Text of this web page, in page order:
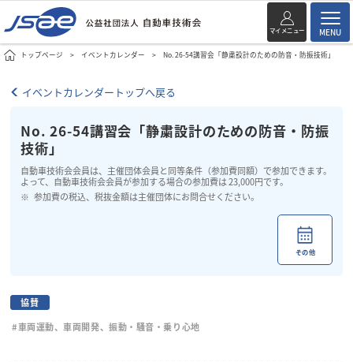
マイメニュー MENU
トップページ イベントカレンダー No. 26-54講習会「静粛設計のための防音・防振技術」
イベントカレンダートップへ戻る
No. 26-54講習会「静粛設計のための防音・防振
技術」
自動車技術会会員は、主催団体会員と同等条件（参加費同額）で参加できます。
よって、自動車技術会会員が参加する場合の参加費は 23,000円です。
参加費の税込、税抜金額は主催団体にお問合せください。
その他
協賛
#車両運動、車両開発、振動・騒音・乗り心地